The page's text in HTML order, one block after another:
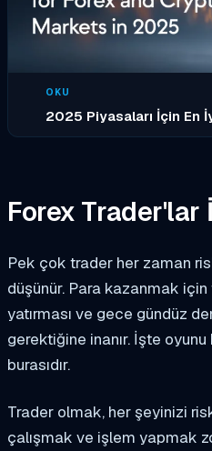
OKU
2025 Piyasaları İçin En
Forex Trader'lar
Pek çok trader her zaman
düşünür. Para kazanmak
yatırması ve gece gündüz
gerektiğine inanır. İşte
burasıdır.
Trader olmak, her şeyinizi
çalışmak ve işlem yapmak